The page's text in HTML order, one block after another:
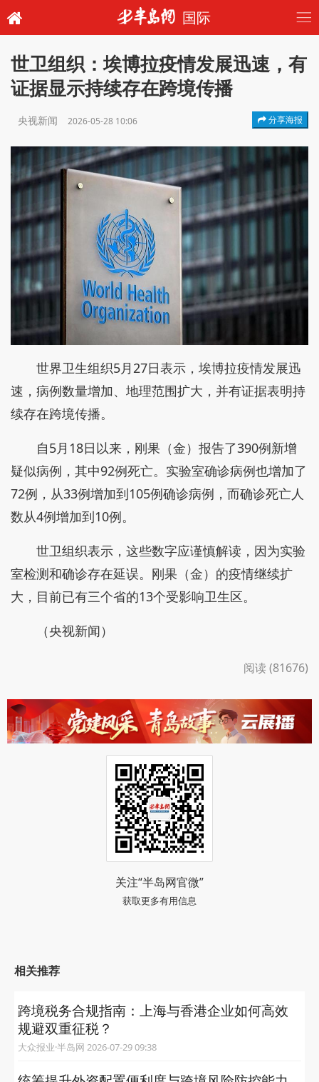
国际
世卫组织：埃博拉疫情发展迅速，有
证据显示持续存在跨境传播
央视新闻 2026-05-28 10:06 分享海报
世界卫生组织5月27日表示，埃博拉疫情发展迅
速，病例数量增加、地理范围扩大，并有证据表明持
续存在跨境传播。
自5月18日以来，刚果（金）报告了390例新增
疑似病例，其中92例死亡。实验室确诊病例也增加了
72例，从33例增加到105例确诊病例，而确诊死亡人
数从4例增加到10例。
世卫组织表示，这些数字应谨慎解读，因为实验
室检测和确诊存在延误。刚果（金）的疫情继续扩
大，目前已有三个省的13个受影响卫生区。
（央视新闻）
阅读 (81676)
关注“半岛网官微”
获取更多有用信息
相关推荐
跨境税务合规指南：上海与香港企业如何高效
规避双重征税？
大众报业·半岛网 2026-07-29 09:38